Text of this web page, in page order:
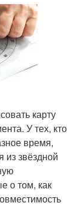
карту
У тех, кто
время,
из звёздной
о том, как